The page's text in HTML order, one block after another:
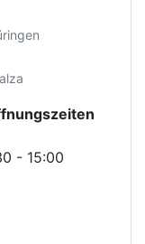
- 15:00